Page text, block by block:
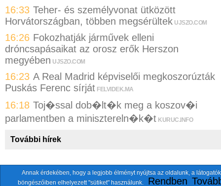
16:33 Teher- és személyvonat ütközött
Horvátországban, többen megsérültek UJSZO.COM
16:26 Fokozhatják járművek elleni
dróncsapásaikat az orosz erők Herszon
megyében UJSZO.COM
16:23 A Real Madrid képviselői megkoszorúzták
Puskás Ferenc sírját FELVIDEK.MA
16:18 Toj�ssal dob�lt�k meg a koszov�i
parlamentben a minisztereln�k�t KURUC.INFO
További hírek
A fentiekkel együtt összesen 118 oldalt
szemlézünk.
Annak érdekében, hogy a legjobb élményt nyújtsa az oldalunk, a látogatók
böngészőiben elhelyezett "sütiket" használunk.
Rendben